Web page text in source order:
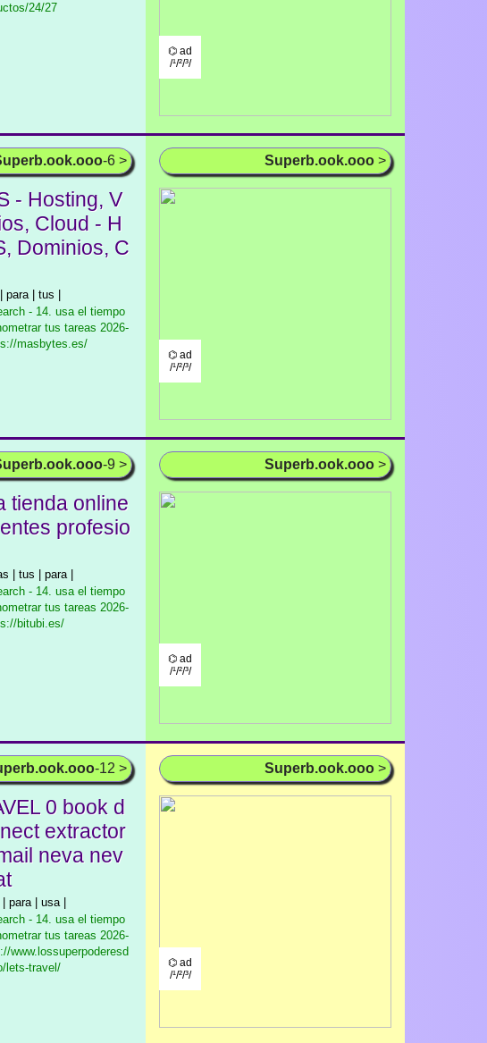
24/27
⌬ ad
/¹/²/³/
-6 >
- Hosting, V
Cloud - H
Dominios, C
| tus |
- 14. usa el tiempo
tus tareas 2026-
masbytes.es/
Superb.ook.ooo >
⌬ ad
/¹/²/³/
-9 >
tienda online
profesio
| tus | para |
- 14. usa el tiempo
tus tareas 2026-
bitubi.es/
Superb.ook.ooo >
⌬ ad
/¹/²/³/
-12 >
0 book d
extractor
neva nev
para | usa |
- 14. usa el tiempo
tus tareas 2026-
www.lossuperpoderesd
lets-travel/
Superb.ook.ooo >
⌬ ad
/¹/²/³/